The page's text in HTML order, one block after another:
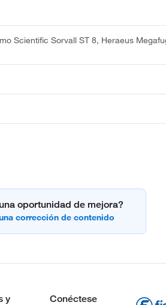
Scientific Sorvall ST 8, Heraeus
oportunidad de mejora?
y
Conéctese